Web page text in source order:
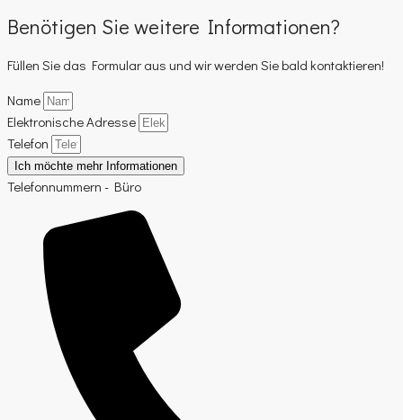
Benötigen Sie weitere Informationen?
Füllen Sie das Formular aus und wir werden Sie bald kontaktieren!
Name
Elektronische Adresse
Telefon
Ich möchte mehr Informationen
Telefonnummern - Büro